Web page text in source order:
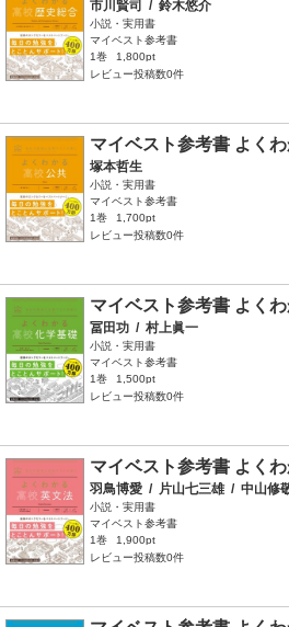
市川賢司 / 鈴木悠介
小説・実用書
マイベスト参考書
1巻
1,800pt
レビュー投稿数0件
マイベスト参考書 よく
塚本哲生
小説・実用書
マイベスト参考書
1巻
1,700pt
レビュー投稿数0件
マイベスト参考書 よく
冨田功 / 村上眞一
小説・実用書
マイベスト参考書
1巻
1,500pt
レビュー投稿数0件
マイベスト参考書 よく
羽鳥博愛 / 片山七三雄 / 中山修
小説・実用書
マイベスト参考書
1巻
1,900pt
レビュー投稿数0件